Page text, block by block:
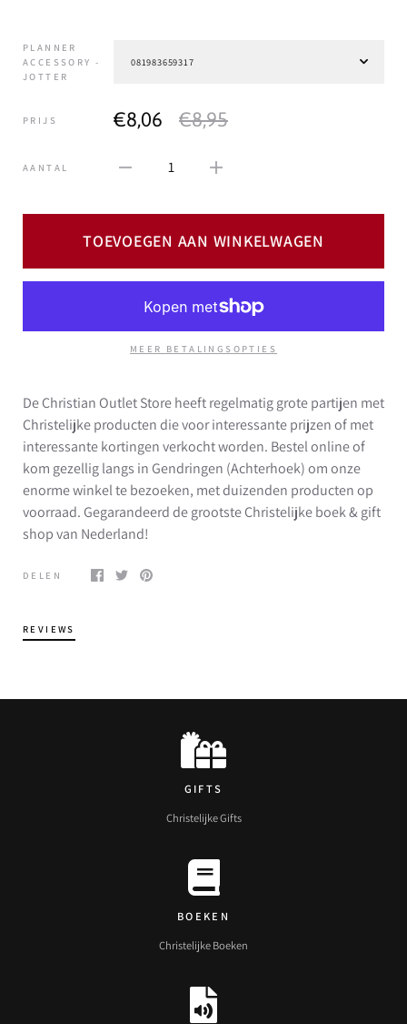
PLANNER
ACCESSORY -
JOTTER
PRIJS €8,06 €8,95
AANTAL 1
TOEVOEGEN AAN WINKELWAGEN
MEER BETALINGSOPTIES
De Christian Outlet Store heeft regelmatig grote partijen met
Christelijke producten die voor interessante prijzen of met
interessante kortingen verkocht worden. Bestel online of
kom gezellig langs in Gendringen (Achterhoek) om onze
enorme winkel te bezoeken, met duizenden producten op
voorraad. Gegarandeerd de grootste Christelijke boek & gift
shop van Nederland!
DELEN
REVIEWS
GIFTS
Christelijke Gifts
BOEKEN
Christelijke Boeken